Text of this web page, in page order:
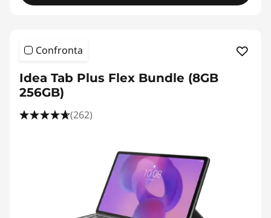
Confronta
Idea Tab Plus Flex Bundle (8GB
256GB)
(262)